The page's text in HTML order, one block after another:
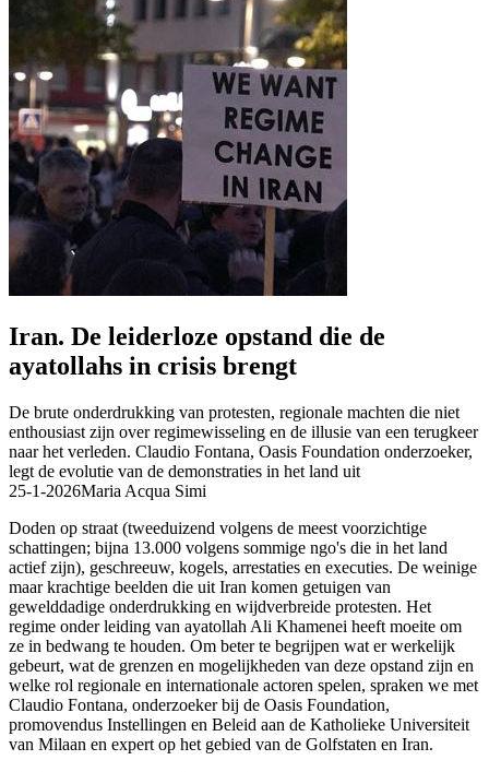
Iran. De leiderloze opstand die de
ayatollahs in crisis brengt
De brute onderdrukking van protesten, regionale machten die niet
enthousiast zijn over regimewisseling en de illusie van een terugkeer
naar het verleden. Claudio Fontana, Oasis Foundation onderzoeker,
legt de evolutie van de demonstraties in het land uit
25-1-2026Maria Acqua Simi
Doden op straat (tweeduizend volgens de meest voorzichtige
schattingen; bijna 13.000 volgens sommige ngo's die in het land
actief zijn), geschreeuw, kogels, arrestaties en executies. De weinige
maar krachtige beelden die uit Iran komen getuigen van
gewelddadige onderdrukking en wijdverbreide protesten. Het
regime onder leiding van ayatollah Ali Khamenei heeft moeite om
ze in bedwang te houden. Om beter te begrijpen wat er werkelijk
gebeurt, wat de grenzen en mogelijkheden van deze opstand zijn en
welke rol regionale en internationale actoren spelen, spraken we met
Claudio Fontana, onderzoeker bij de Oasis Foundation,
promovendus Instellingen en Beleid aan de Katholieke Universiteit
van Milaan en expert op het gebied van de Golfstaten en Iran.